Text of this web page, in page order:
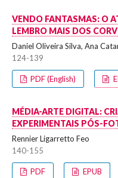
VENDO FANTASMAS: O
LEMBRO MAIS DOS
Daniel Oliveira Silva, Ana
124-139
PDF (English)
MÉDIA-ARTE DIGITAL:
EXPERIMENTAIS PÓS-
Rennier Ligarretto Feo
140-155
PDF EPUB